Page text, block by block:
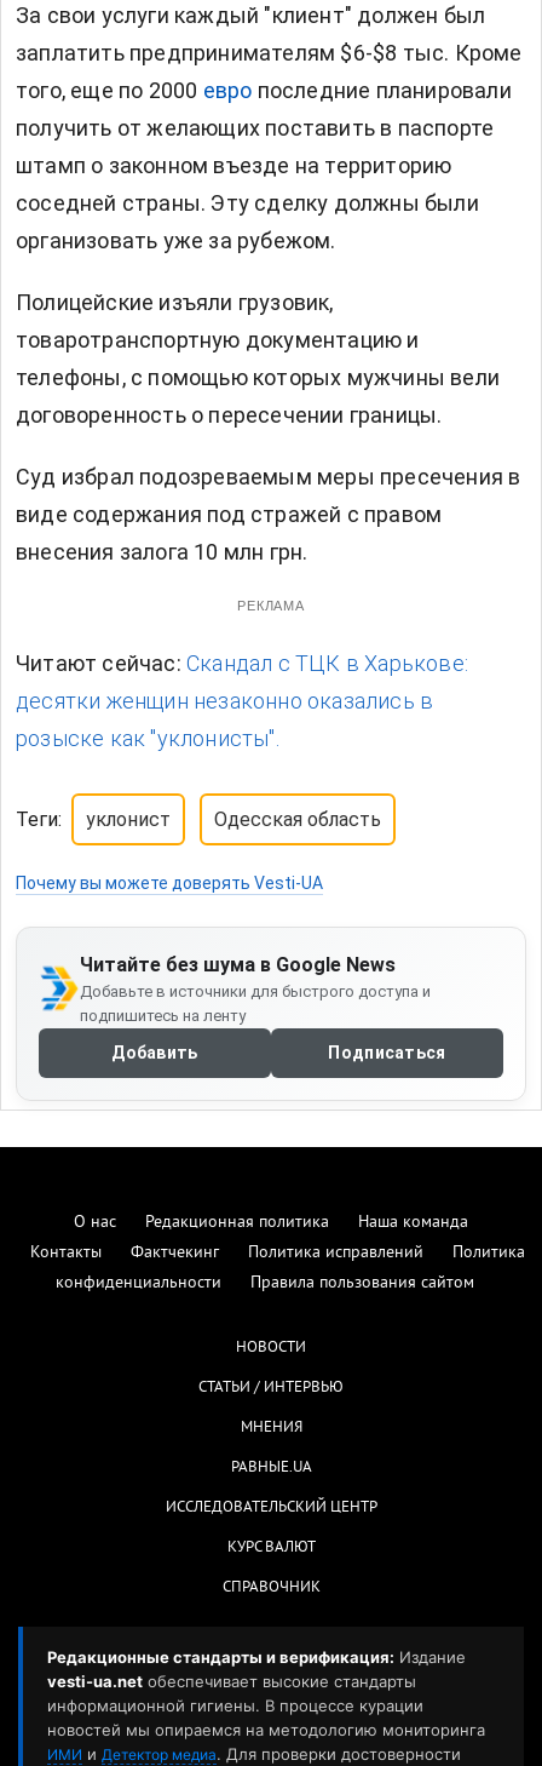
За свои услуги каждый "клиент" должен был
заплатить предпринимателям $6-$8 тыс. Кроме
того, еще по 2000 евро последние планировали
получить от желающих поставить в паспорте
штамп о законном въезде на территорию
соседней страны. Эту сделку должны были
организовать уже за рубежом.
Полицейские изъяли грузовик,
товаротранспортную документацию и
телефоны, с помощью которых мужчины вели
договоренность о пересечении границы.
Суд избрал подозреваемым меры пресечения в
виде содержания под стражей с правом
внесения залога 10 млн грн.
РЕКЛАМА
Читают сейчас: Скандал с ТЦК в Харькове:
десятки женщин незаконно оказались в
розыске как "уклонисты".
Теги: уклонист Одесская область
Почему вы можете доверять Vesti-UA
Читайте без шума в Google News
Добавьте в источники для быстрого доступа и
подпишитесь на ленту
Добавить Подписаться
О нас Редакционная политика
Наша команда
Контакты
Фактчекинг Политика исправлений
Политика
конфиденциальности
Правила пользования сайтом
НОВОСТИ
СТАТЬИ / ИНТЕРВЬЮ
МНЕНИЯ
РАВНЫЕ.UA
ИССЛЕДОВАТЕЛЬСКИЙ ЦЕНТР
КУРС ВАЛЮТ
СПРАВОЧНИК
Редакционные стандарты и верификация: Издание
vesti-ua.net обеспечивает высокие стандарты
информационной гигиены. В процессе курации
новостей мы опираемся на методологию мониторинга
ИМИ и Детектор медиа. Для проверки достоверности